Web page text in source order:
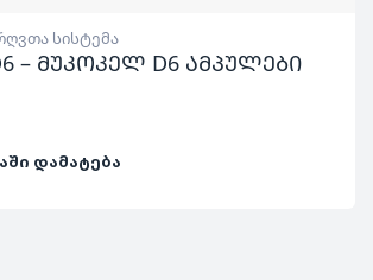
სისტემა
– მუკოკელ D6 ამპულები
ᲓᲐᲛᲐᲢᲔᲑᲐ